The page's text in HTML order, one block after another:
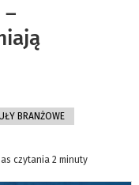
–
BRANŻOWE
czytania 2 minuty